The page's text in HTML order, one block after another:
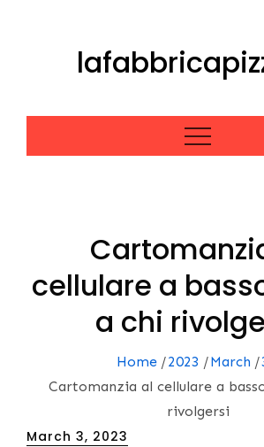
cellulare a
a chi
Home 2023 March
Cartomanzia al cellulare a
rivolgersi
Posted
March 3, 2023